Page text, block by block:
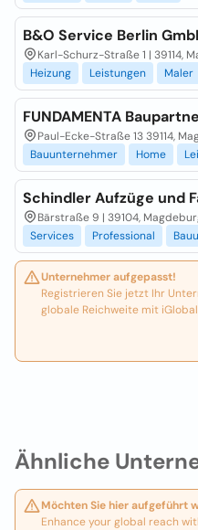
Ähnliche
Möchten Sie hier aufgeführt
Enhance your global reach
B&O Service Berlin
Karl-Schurz-Straße 1 | 39114,
Heizung
Leistungen Maler
FUNDAMENTA
Paul-Ecke-Straße 13 39114,
Bauunternehmer
Home
Schindler Aufzüge und
Bärstraße 9 | 39104,
Services
Professional
Unternehmer aufgepasst!
Registrieren Sie jetzt Ihr
globale Reichweite mit